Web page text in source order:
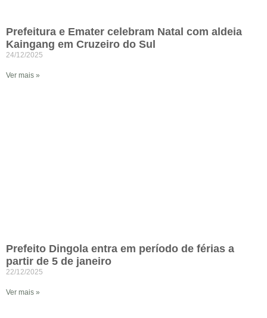
Prefeitura e Emater celebram Natal com aldeia
Kaingang em Cruzeiro do Sul
24/12/2025
Ver mais »
Prefeito Dingola entra em período de férias a
partir de 5 de janeiro
22/12/2025
Ver mais »